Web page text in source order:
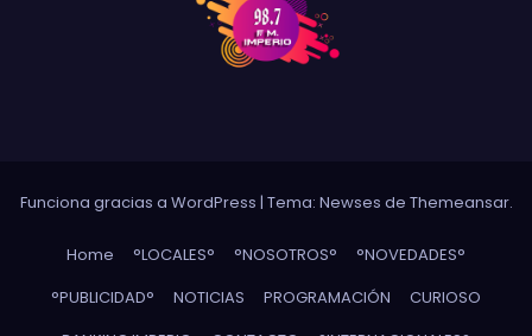
Funciona gracias a WordPress | Tema: Newses de Themeansar.
Home °LOCALES° °NOSOTROS°
°NOVEDADES°
°PUBLICIDAD°
NOTICIAS PROGRAMACIÓN
CURIOSO